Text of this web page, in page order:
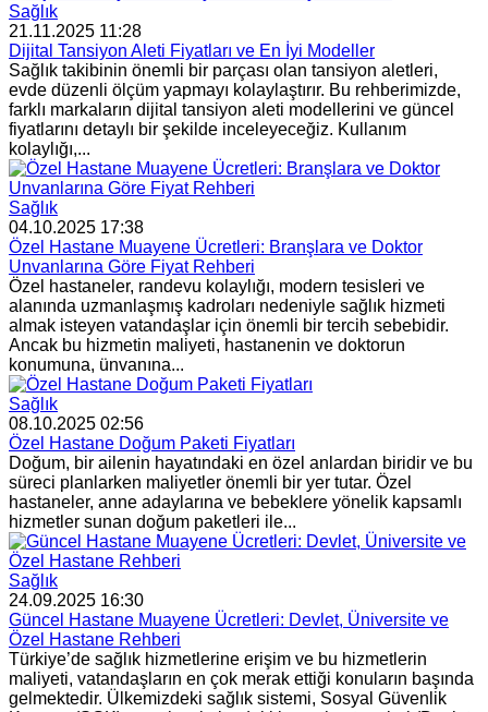
Sağlık
21.11.2025 11:28
Dijital Tansiyon Aleti Fiyatları ve En İyi Modeller
Sağlık takibinin önemli bir parçası olan tansiyon aletleri,
evde düzenli ölçüm yapmayı kolaylaştırır. Bu rehberimizde,
farklı markaların dijital tansiyon aleti modellerini ve güncel
fiyatlarını detaylı bir şekilde inceleyeceğiz. Kullanım
kolaylığı,...
Sağlık
04.10.2025 17:38
Özel Hastane Muayene Ücretleri: Branşlara ve Doktor
Unvanlarına Göre Fiyat Rehberi
Özel hastaneler, randevu kolaylığı, modern tesisleri ve
alanında uzmanlaşmış kadroları nedeniyle sağlık hizmeti
almak isteyen vatandaşlar için önemli bir tercih sebebidir.
Ancak bu hizmetin maliyeti, hastanenin ve doktorun
konumuna, ünvanına...
Sağlık
08.10.2025 02:56
Özel Hastane Doğum Paketi Fiyatları
Doğum, bir ailenin hayatındaki en özel anlardan biridir ve bu
süreci planlarken maliyetler önemli bir yer tutar. Özel
hastaneler, anne adaylarına ve bebeklere yönelik kapsamlı
hizmetler sunan doğum paketleri ile...
Sağlık
24.09.2025 16:30
Güncel Hastane Muayene Ücretleri: Devlet, Üniversite ve
Özel Hastane Rehberi
Türkiye’de sağlık hizmetlerine erişim ve bu hizmetlerin
maliyeti, vatandaşların en çok merak ettiği konuların başında
gelmektedir. Ülkemizdeki sağlık sistemi, Sosyal Güvenlik